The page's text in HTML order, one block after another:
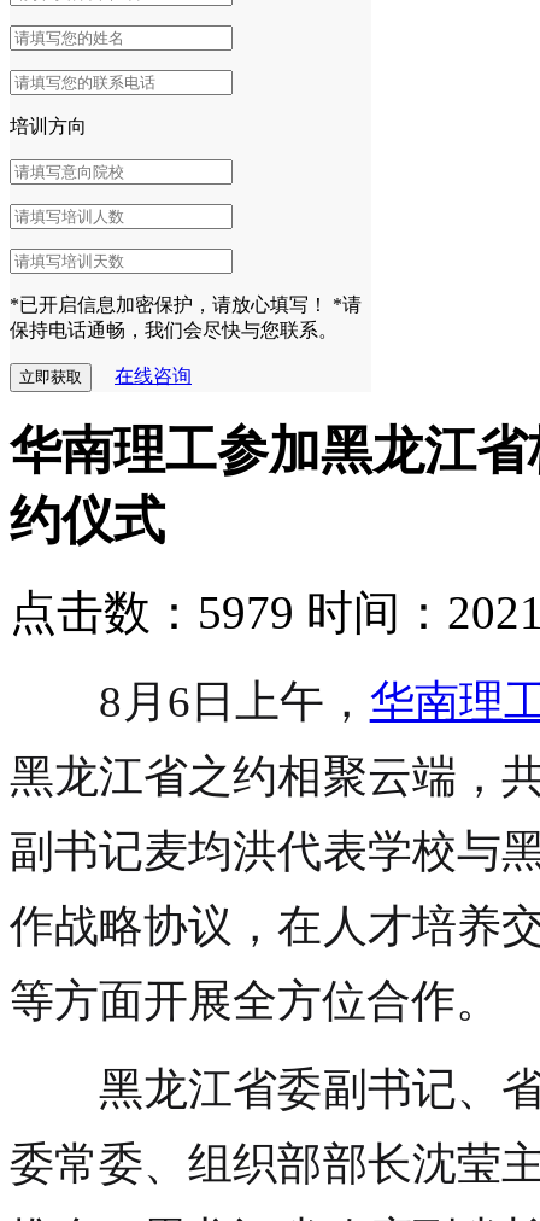
培训方向
*已开启信息加密保护，请放心填写！
*请
保持电话通畅，我们会尽快与您联系。
在线咨询
华南理工参加黑龙江
约仪式
点击数：5979 时间：
8月6日上午， 华南理
黑龙江省之约相聚云端，
副书记麦均洪代表学校与
作战略协议，在人才培养
等方面开展全方位合作。
黑龙江省委副书记、省
委常委、组织部部长沈莹